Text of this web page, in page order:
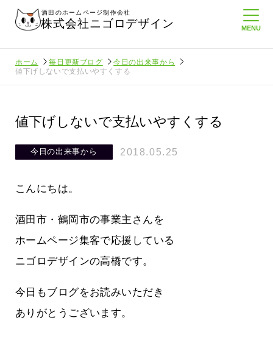
酒田のホームページ制作会社
株式会社ニゴロデザイン
ホーム 毎日更新ブログ
今日の出来事から
値下げしないで支払いやすくする
値下げしないで支払いやすくする
今日の出来事から 2018.05.25
こんにちは。
酒田市・鶴岡市の事業主さんを
ホームページ集客で応援している
ニゴロデザインの高橋です。
今日もブログをお読みいただき
ありがとうございます。
信を持
ニゴロ通信８月号が届きました！まも